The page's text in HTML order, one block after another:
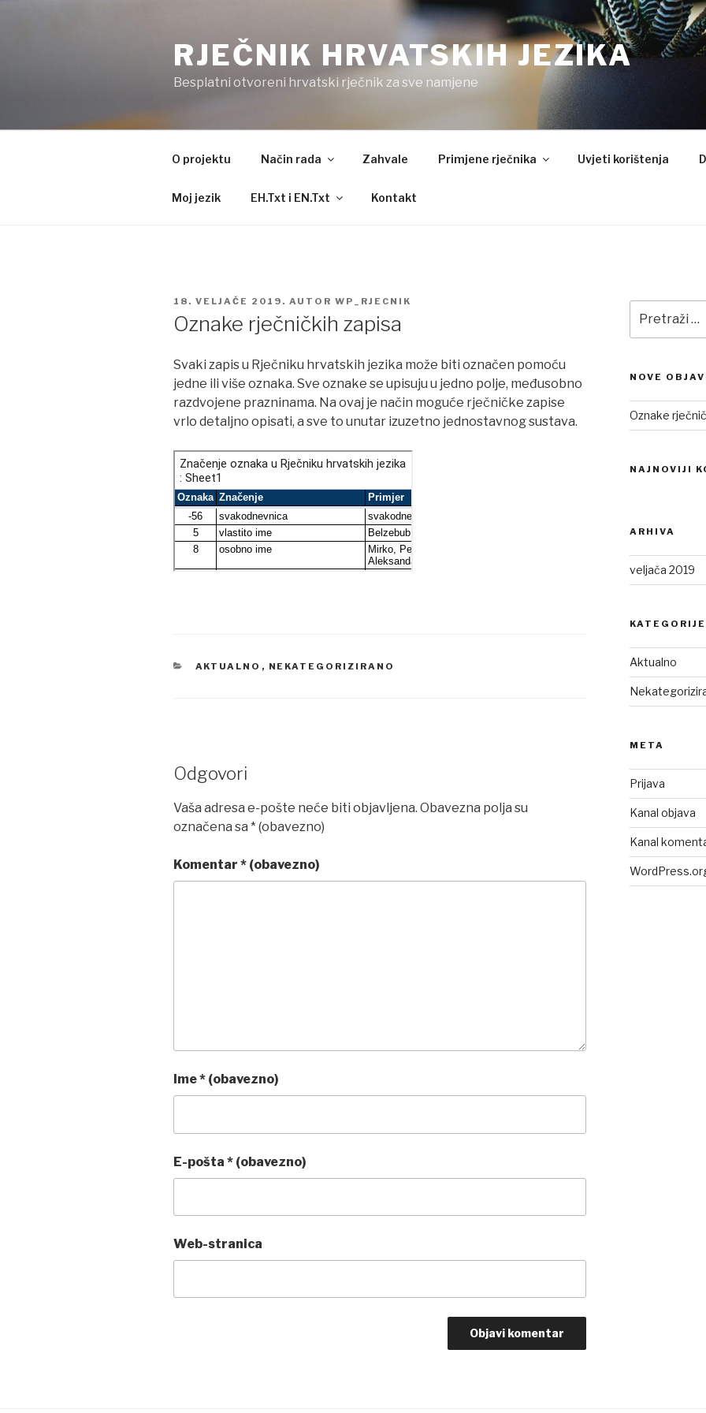
RJEČNIK HRVATSKIH JEZIKA
Besplatni otvoreni hrvatski rječnik za sve namjene
O projektu Način rada Zahvale Primjene rječnika Uvjeti korištenja
Moj jezik EH.Txt i EN.Txt Kontakt
OBJAVLJENO
18. VELJAČE 2019. AUTOR WP_RJECNIK
Oznake rječničkih zapisa
Svaki zapis u Rječniku hrvatskih jezika može biti označen pomoću
jedne ili više oznaka. Sve oznake se upisuju u jedno polje, međusobno
razdvojene prazninama. Na ovaj je način moguće rječničke zapise
vrlo detaljno opisati, a sve to unutar izuzetno jednostavnog sustava.
KATEGORIJE
AKTUALNO , NEKATEGORIZIRANO
Odgovori
Vaša adresa e-pošte neće biti objavljena. Obavezna polja su
označena sa * (obavezno)
Komentar * (obavezno)
Ime* (obavezno)
E-pošta * (obavezno)
Web-stranica
NOVE
Oznake
NAJNOVIJI
ARHIVA
veljača 2019
KATEGORIJE
Aktualno
META
Prijava
Kanal objava
Kanal